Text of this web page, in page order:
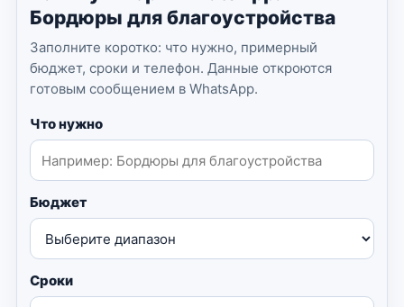
Бордюры для благоустройства
Заполните коротко: что нужно, примерный
бюджет, сроки и телефон. Данные откроются
готовым сообщением в WhatsApp.
Что нужно
Бюджет
Сроки